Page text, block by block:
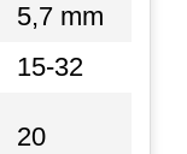
5,7 mm
15-32
20